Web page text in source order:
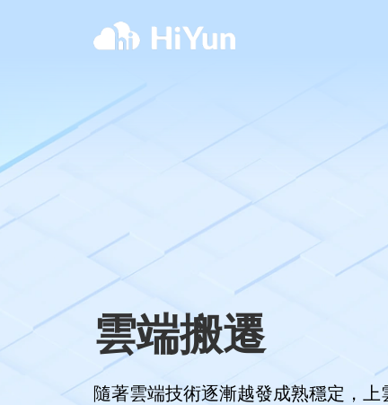
雲端搬遷
隨著雲端技術逐漸越發成熟穩定，